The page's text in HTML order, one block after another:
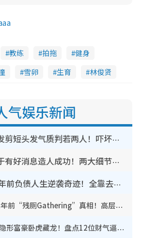
教练 拍拖
健身
雪卵 生育 林俊贤
气娱乐新闻
简淑儿染金发剪短头发气质判若两人！吓坏老公麦大力都认不出：“你做什么？”
汤洛雯传终于有好消息造人成功！两大细节曝孕味极浓引猜测：大肚婆先会咁！
五索亲揭10年前负债人生逆袭奇迹！全靠去一地方转运后即遇上马先生
林芊妤亲解12年前“残厕Gathering”真相！高层解约一句话重创尊严，至今拒返TVB
《爱·回家》隐形富豪卧虎藏龙！盘点12位财气逼人的有钱艺人：这位美女3亿身家不愁做